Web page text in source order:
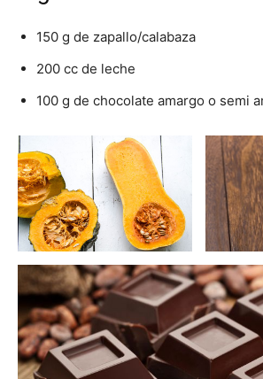
150 g de zapallo/calabaza
200 cc de leche
100 g de chocolate amargo o semi